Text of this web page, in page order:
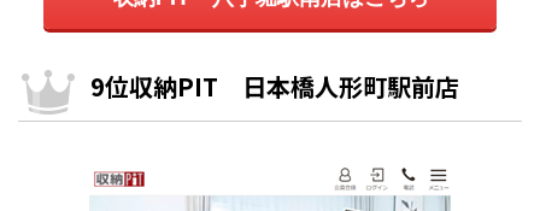
9位収納PIT 日本橋人形町駅前店